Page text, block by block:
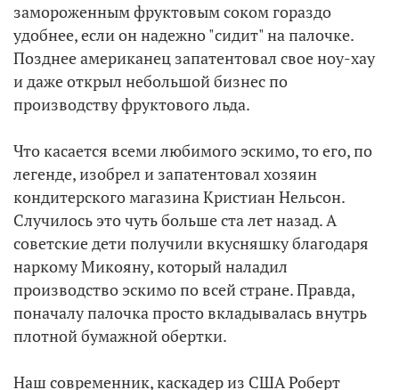
замороженным фруктовым соком гораздо
удобнее, если он надежно "сидит" на палочке.
Позднее американец запатентовал свое ноу-хау
и даже открыл небольшой бизнес по
производству фруктового льда.
Что касается всеми любимого эскимо, то его, по
легенде, изобрел и запатентовал хозяин
кондитерского магазина Кристиан Нельсон.
Случилось это чуть больше ста лет назад. А
советские дети получили вкусняшку благодаря
наркому Микояну, который наладил
производство эскимо по всей стране. Правда,
поначалу палочка просто вкладывалась внутрь
плотной бумажной обертки.
Наш современник, каскадер из США Роберт